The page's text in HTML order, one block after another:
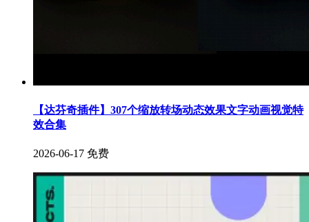
【达芬奇插件】307个缩放转场动态效果文字动画视觉特
效合集
2026-06-17 免费